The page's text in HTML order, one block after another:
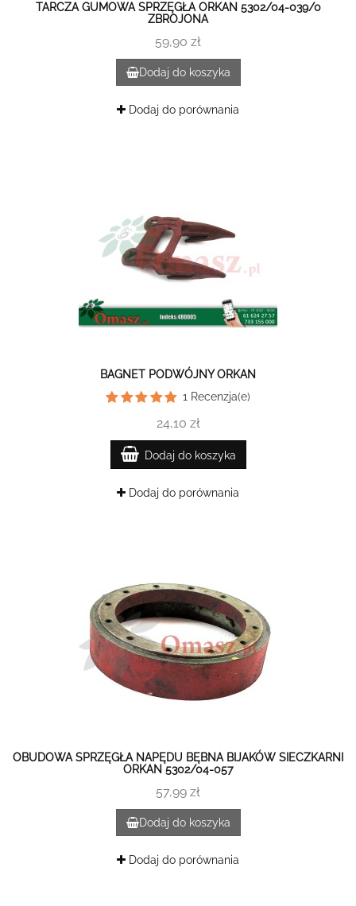
TARCZA GUMOWA SPRZĘGŁA ORKAN 5302/04-039/0
ZBROJONA
59,90 zł
Dodaj do koszyka
Dodaj do porównania
BAGNET PODWÓJNY ORKAN
1Recenzja(e)
24,10 zł
Dodaj do koszyka
Dodaj do porównania
OBUDOWA SPRZĘGŁA NAPĘDU BĘBNA BIJAKÓW SIECZKARNI
ORKAN 5302/04-057
57,99 zł
Dodaj do koszyka
Dodaj do porównania